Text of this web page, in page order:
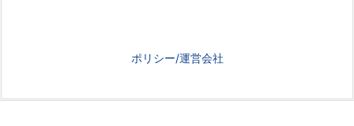
ポリシー/運営会社